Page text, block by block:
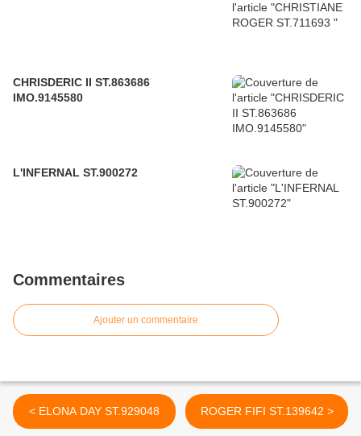
CHRISDERIC II ST.863686
IMO.9145580
L'INFERNAL ST.900272
Commentaires
Ajouter un commentaire
< ELONA DAY ST.929048 ROGER FIFI ST.139642 >